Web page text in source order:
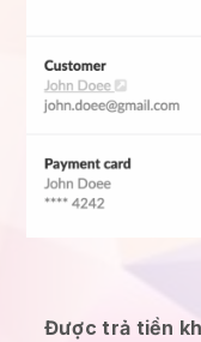
Được trả tiền